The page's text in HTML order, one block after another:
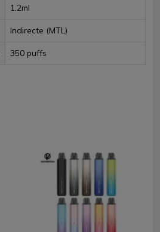
1.2ml
Indirecte (MTL)
350 puffs